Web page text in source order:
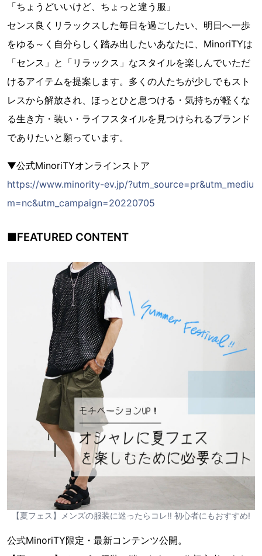
「ちょうどいいけど、ちょっと違う服」
センス良くリラックスした毎日を過ごしたい、明日へ一歩
をゆる～く自分らしく踏み出したいあなたに、MinoriTYは
「センス」と「リラックス」なスタイルを楽しんでいただ
けるアイテムを提案します。多くの人たちが少しでもスト
レスから解放され、ほっとひと息つける・気持ちが軽くな
る生き方・装い・ライフスタイルを見つけられるブランド
でありたいと願っています。
▼公式MinoriTYオンラインストア
https://www.minority-ev.jp/?utm_source=pr&utm_mediu
m=nc&utm_campaign=20220705
■FEATURED CONTENT
【夏フェス】メンズの服装に迷ったらコレ!! 初心者にもおすすめ!
公式MinoriTY限定・最新コンテンツ公開。